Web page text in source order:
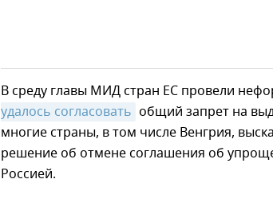
В среду главы МИД стран ЕС провели
удалось согласовать общий запрет на
многие страны, в том числе Венгрия,
решение об отмене соглашения об
Россией.